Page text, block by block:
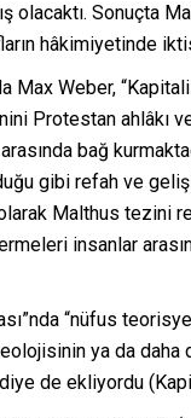
olacaktı. Sonuçta
hâkimiyetinde
Max Weber,
Protestan ahlâkı
bağ
gibi refah ve
Malthus tezini
insanlar
“nüfus
ya da
de ekliyordu